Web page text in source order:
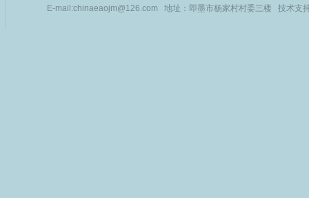
E-mail:chinaeaojm@126.com 地址：即墨市杨家村村委三楼 技术支